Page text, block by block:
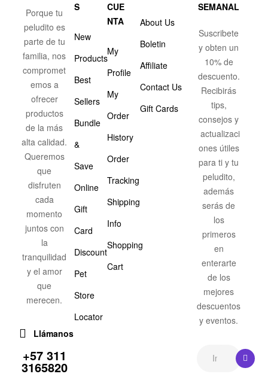
Porque tu
peludito es
parte de tu
familia, nos
compromet
emos a
ofrecer
productos
de la más
alta calidad.
Queremos
que
disfruten
cada
momento
juntos con
la
tranquilidad
y el amor
que
merecen.
Llámanos
+57 311
3165820
S
New
Products
Best
Sellers
Bundle
&
Save
Online
Gift
Card
Discount
Pet
Store
Locator
CUE
NTA
My
Profile
My
Order
History
Order
Tracking
Shipping
Info
Shopping
Cart
About Us
Boletin
Affiliate
Contact Us
Gift Cards
SEMANAL
Suscribete
y obten un
10% de
descuento.
Recibirás
tips,
consejos y
actualizaci
ones útiles
para ti y tu
peludito,
además
serás de
los
primeros
en
enterarte
de los
mejores
descuentos
y eventos.